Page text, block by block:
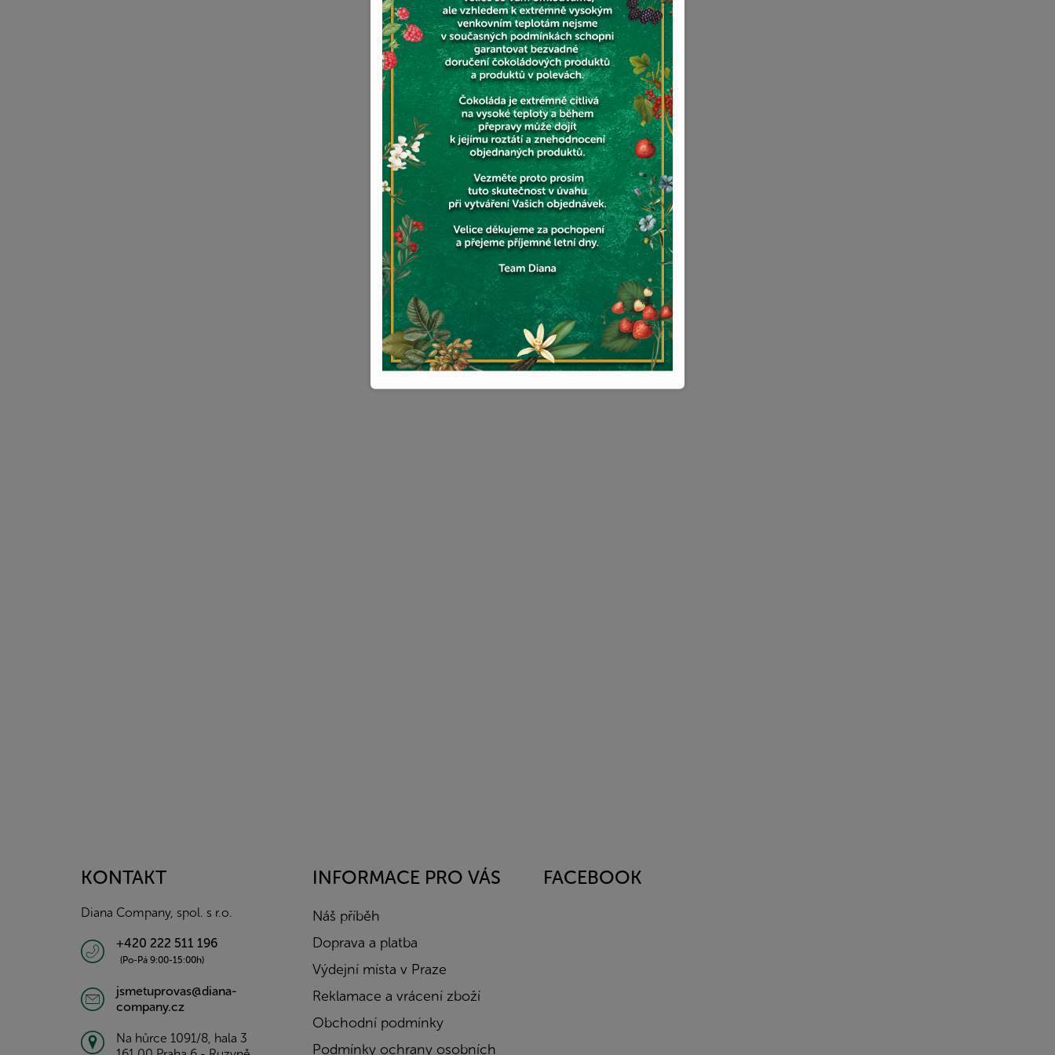
KONTAKT
Diana Company, spol. s r.o.
+420 222 511 196
(Po-Pá 9:00-15:00h)
jsmetuprovas@diana-
company.cz
Na hůrce 1091/8, hala 3
INFORMACE PRO VÁS
Náš příběh
Doprava a platba
Výdejní místa v Praze
Reklamace a vrácení zboží
Obchodní podmínky
Podmínky ochrany osobních
FACEBOOK